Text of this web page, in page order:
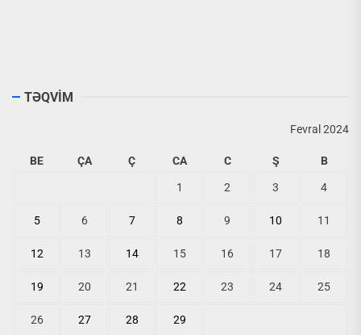
TƏQVİM
Fevral 2024
BE ÇA Ç CA C Ş B
1 2 3 4
5 6 7 8 9 10 11
12 13 14 15 16 17 18
19 20 21 22 23 24 25
26 27 28 29